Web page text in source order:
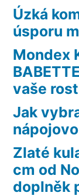
Úzká
úsporu
Mondex
vaše
Jak
Zlaté
cm od
doplněk